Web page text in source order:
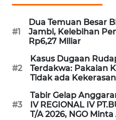
#1
Dua Temuan Besar
Jambi, Kelebihan
Rp6,27 Miliar
#2
Kasus Dugaan
Terdakwa: Pakaian
Tidak ada Kekerasan
#3
Tabir Gelap
IV REGIONAL IV
T/A 2026, NGO
WATCH
MKLI
LPKKI
LKKI